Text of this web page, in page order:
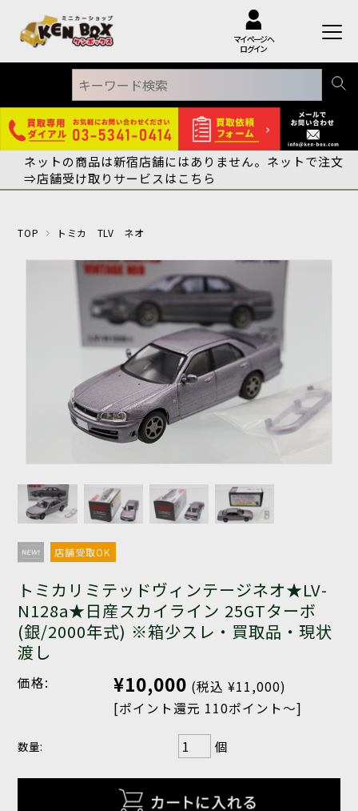
マイページへ
ログイン
ネットの商品は新宿店舗にはありません。ネットで注文
⇒店舗受け取りサービスはこちら
TOP トミカ TLV ネオ
店舗受取OK
トミカリミテッドヴィンテージネオ★LV-
N128a★日産スカイライン 25GTターボ
(銀/2000年式) ※箱少スレ・買取品・現状
渡し
価格: ¥10,000 (税込 ¥11,000)
[ポイント還元 110ポイント～]
数量: 個